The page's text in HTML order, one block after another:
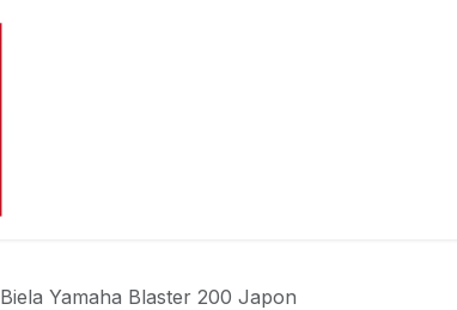
Biela Yamaha Blaster 200 Japon